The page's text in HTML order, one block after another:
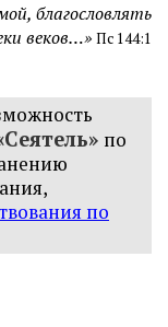
благословлять
веков…» Пс 144:1
по
по